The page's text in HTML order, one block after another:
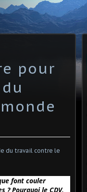
pour
font couler
? Pourquoi le CDV,